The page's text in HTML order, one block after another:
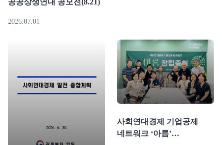
2026.07.01
사회연대경제 기업공제
네트워크 ‘아름’